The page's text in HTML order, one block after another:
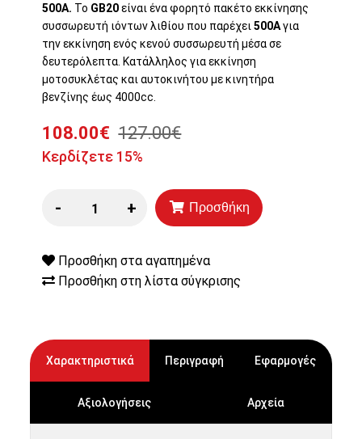
500A. Το GB20είναι ένα φορητό πακέτο εκκίνησης
συσσωρευτή ιόντων λιθίου που παρέχει500Aγια
την εκκίνηση ενός κενού συσσωρευτή μέσα σε
δευτερόλεπτα. Κατάλληλος για εκκίνηση
μοτοσυκλέτας και αυτοκινήτου με κινητήρα
βενζίνης έως 4000cc.
108.00€ 127.00€
Κερδίζετε 15%
- + Προσθήκη
Προσθήκη στα αγαπημένα
Προσθήκη στη λίστα σύγκρισης
Χαρακτηριστικά Περιγραφή Εφαρμογές
Αξιολογήσεις Αρχεία